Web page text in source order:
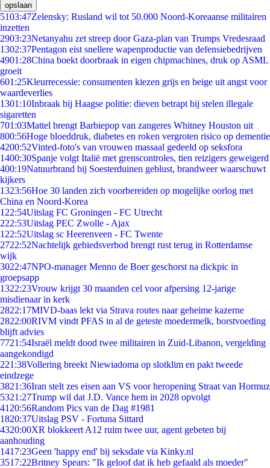
opslaan
5103:47Zelensky: Rusland wil tot 50.000 Noord-Koreaanse militairen
inzetten
2903:23Netanyahu zet streep door Gaza-plan van Trumps Vredesraad
1302:37Pentagon eist snellere wapenproductie van defensiebedrijven
4901:28China boekt doorbraak in eigen chipmachines, druk op ASML
groeit
601:25Kleurrecessie: consumenten kiezen grijs en beige uit angst voor
waardeverlies
1301:10Inbraak bij Haagse politie: dieven betrapt bij stelen illegale
sigaretten
701:03Mattel brengt Barbiepop van zangeres Whitney Houston uit
800:56Hoge bloeddruk, diabetes en roken vergroten risico op dementie
4200:52Vinted-foto's van vrouwen massaal gedeeld op seksfora
1400:30Spanje volgt Italië met grenscontroles, tien reizigers geweigerd
400:19Natuurbrand bij Soesterduinen geblust, brandweer waarschuwt
kijkers
1323:56Hoe 30 landen zich voorbereiden op mogelijke oorlog met
China en Noord-Korea
1 22:54Uitslag FC Groningen - FC Utrecht
222:53Uitslag PEC Zwolle - Ajax
1 22:52Uitslag sc Heerenveen - FC Twente
2722:52Nachtelijk gebiedsverbod brengt rust terug in Rotterdamse
wijk
3022:47NPO-manager Menno de Boer geschorst na dickpic in
groepsapp
1322:23Vrouw krijgt 30 maanden cel voor afpersing 12-jarige
misdienaar in kerk
2822:17MIVD-baas lekt via Strava routes naar geheime kazerne
2822:00RIVM vindt PFAS in al de geteste moedermelk, borstvoeding
blijft advies
7721:54Israël meldt dood twee militairen in Zuid-Libanon, vergelding
aangekondigd
221:38Vollering breekt Niewiadoma op slotklim en pakt tweede
eindzege
3821:36Iran stelt zes eisen aan VS voor heropening Straat van Hormuz
5321:27Trump wil dat J.D. Vance hem in 2028 opvolgt
41 20:56Random Pics van de Dag #1981
1820:37Uitslag PSV - Fortuna Sittard
4320:00XR blokkeert A12 ruim twee uur, agent gebeten bij
aanhouding
1417:23Geen 'happy end' bij seksdate via Kinky.nl
3517:22Britney Spears: "Ik geloof dat ik heb gefaald als moeder"